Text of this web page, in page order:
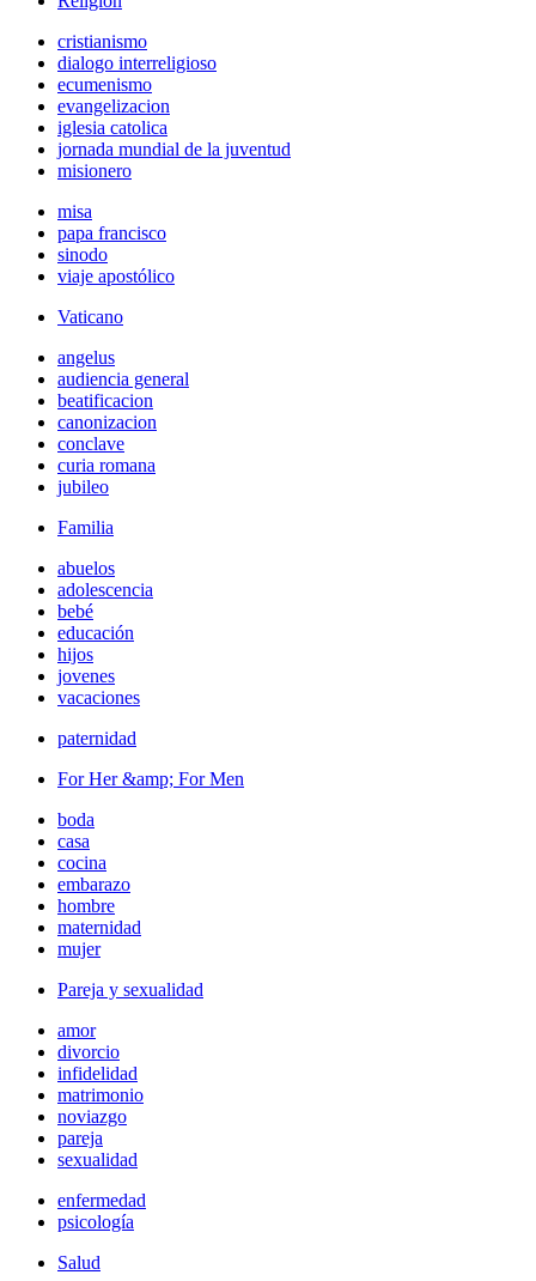
cristianismo
dialogo interreligioso
ecumenismo
evangelizacion
iglesia catolica
jornada mundial de la juventud
misionero
misa
papa francisco
sinodo
viaje apostólico
Vaticano
angelus
audiencia general
beatificacion
canonizacion
conclave
curia romana
jubileo
Familia
abuelos
adolescencia
bebé
educación
hijos
jovenes
vacaciones
paternidad
For Her &amp; For Men
boda
casa
cocina
embarazo
hombre
maternidad
mujer
Pareja y sexualidad
amor
divorcio
infidelidad
matrimonio
noviazgo
pareja
sexualidad
enfermedad
psicología
Salud